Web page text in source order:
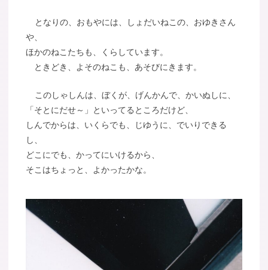
となりの、おもやには、しょだいねこの、おゆきさん
や、
ほかのねこたちも、くらしています。
ときどき、よそのねこも、あそびにきます。
このしゃしんは、ぼくが、げんかんで、かいぬしに、
「そとにだせ～」といってるところだけど、
しんでからは、いくらでも、じゆうに、でいりできる
し、
どこにでも、かってにいけるから、
そこはちょっと、よかったかな。